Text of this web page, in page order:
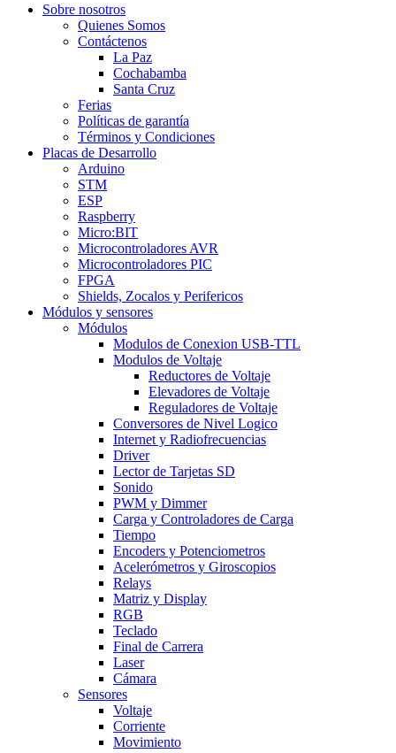
Sobre nosotros
Quienes Somos
Contáctenos
La Paz
Cochabamba
Santa Cruz
Ferias
Políticas de garantía
Términos y Condiciones
Placas de Desarrollo
Arduino
STM
ESP
Raspberry
Micro:BIT
Microcontroladores AVR
Microcontroladores PIC
FPGA
Shields, Zocalos y Perifericos
Módulos y sensores
Módulos
Modulos de Conexion USB-TTL
Modulos de Voltaje
Reductores de Voltaje
Elevadores de Voltaje
Reguladores de Voltaje
Conversores de Nivel Logico
Internet y Radiofrecuencias
Driver
Lector de Tarjetas SD
Sonido
PWM y Dimmer
Carga y Controladores de Carga
Tiempo
Encoders y Potenciometros
Acelerómetros y Giroscopios
Relays
Matriz y Display
RGB
Teclado
Final de Carrera
Laser
Cámara
Sensores
Voltaje
Corriente
Movimiento